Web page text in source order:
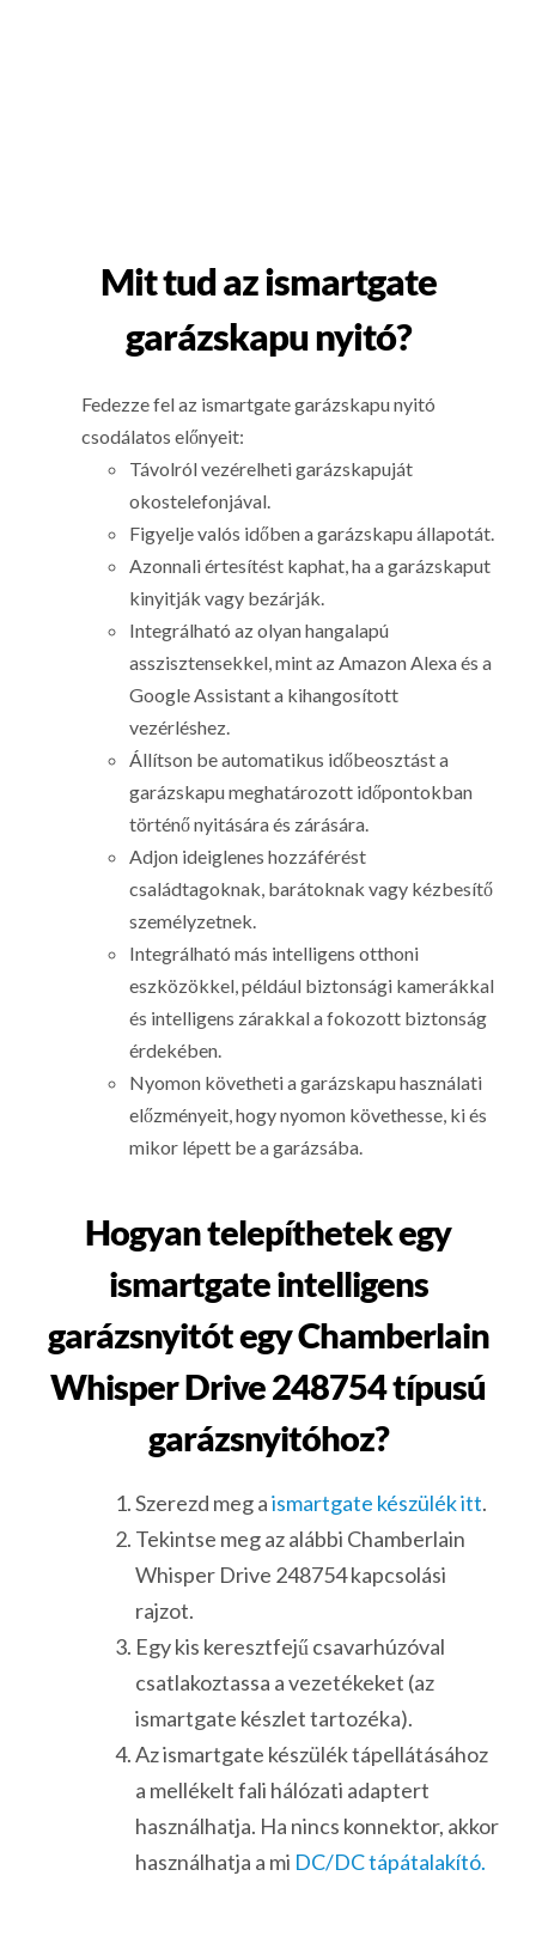
Mit tud az ismartgate
garázskapu nyitó?
Fedezze fel az ismartgate garázskapu nyitó
csodálatos előnyeit:
Távolról vezérelheti garázskapuját
okostelefonjával.
Figyelje valós időben a garázskapu állapotát.
Azonnali értesítést kaphat, ha a garázskaput
kinyitják vagy bezárják.
Integrálható az olyan hangalapú
asszisztensekkel, mint az Amazon Alexa és a
Google Assistant a kihangosított
vezérléshez.
Állítson be automatikus időbeosztást a
garázskapu meghatározott időpontokban
történő nyitására és zárására.
Adjon ideiglenes hozzáférést
családtagoknak, barátoknak vagy kézbesítő
személyzetnek.
Integrálható más intelligens otthoni
eszközökkel, például biztonsági kamerákkal
és intelligens zárakkal a fokozott biztonság
érdekében.
Nyomon követheti a garázskapu használati
előzményeit, hogy nyomon követhesse, ki és
mikor lépett be a garázsába.
Hogyan telepíthetek egy
ismartgate intelligens
garázsnyitót egy Chamberlain
Whisper Drive 248754 típusú
garázsnyitóhoz?
Szerezd meg aismartgate készülék itt.
Tekintse meg az alábbi Chamberlain
Whisper Drive 248754 kapcsolási
rajzot.
Egy kis keresztfejű csavarhúzóval
csatlakoztassa a vezetékeket (az
ismartgate készlet tartozéka).
Az ismartgate készülék tápellátásához
a mellékelt fali hálózati adaptert
használhatja. Ha nincs konnektor, akkor
használhatja a mi DC/DC tápátalakító.